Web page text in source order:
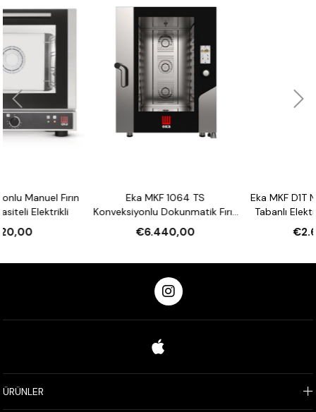
Eka MKF 1064 TS
Konveksiyonlu Dokunmatik Fırın
Nemlendirmeli 10 Tepsi
Eka MKF D1T
Tabanlı Elektronik Fırın 1
Kapasiteli Elektrikli
ÜRÜNLER